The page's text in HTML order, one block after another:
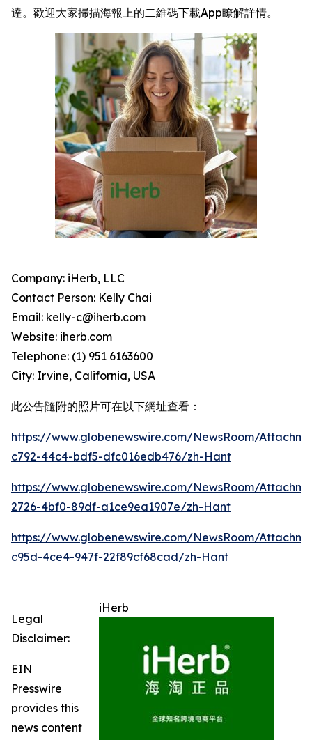
達。歡迎大家掃描海報上的二維碼下載App瞭解詳情。
Company: iHerb, LLC
Contact Person: Kelly Chai
Email: kelly-c@iherb.com
Website: iherb.com
Telephone: (1) 951 6163600
City: Irvine, California, USA
此公告隨附的照片可在以下網址查看：
https://www.globenewswire.com/NewsRoom/
c792-44c4-bdf5-dfc016edb476/zh-Hant
https://www.globenewswire.com/NewsRoom/
2726-4bf0-89df-a1ce9ea1907e/zh-Hant
https://www.globenewswire.com/NewsRoom/
c95d-4ce4-947f-22f89cf68cad/zh-Hant
iHerb
Legal
Disclaimer:
EIN
Presswire
provides this
news content